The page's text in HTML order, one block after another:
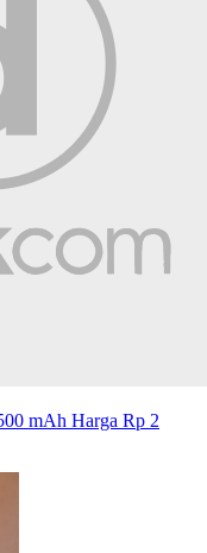
mAh Harga Rp 2